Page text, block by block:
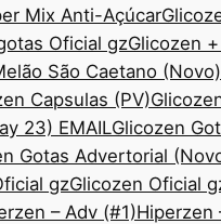
Mix Anti-Açúcar
Oficial gzGlicozen
São Caetano (Novo)
Capsulas (PV)
23) EMAILGlicozen
Gotas Advertorial
gzGlicozen Oficial
– Adv (#1)Hiperzen